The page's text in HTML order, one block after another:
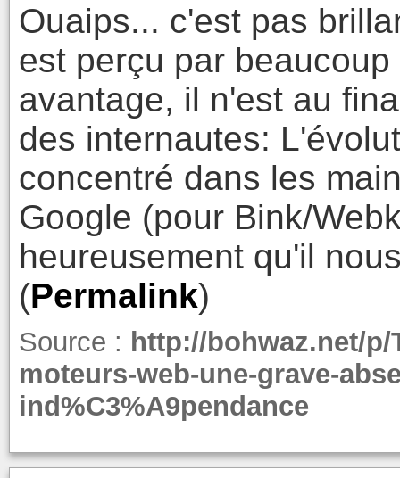
Ouaips... c'est pas
est perçu par
avantage, il n'est au
des internautes:
concentré dans les
Google (pour Bink/
heureusement qu'il
(Permalink)
Source : http://bohwaz.net/
moteurs-web-une-grave-
ind%C3%A9pendance